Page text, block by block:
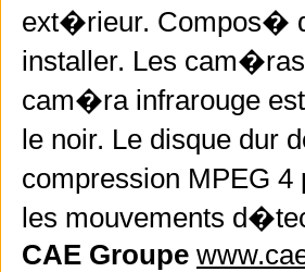
ext�rieur. Compos�
installer. Les
cam�ra infrarouge
le noir. Le disque dur
compression MPEG
les mouvements
CAE Groupe